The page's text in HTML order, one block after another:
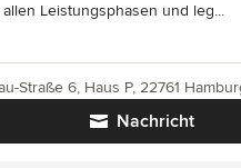
Leistungsphasen und leg...
Nachricht
Straße 6, Haus P, 22761